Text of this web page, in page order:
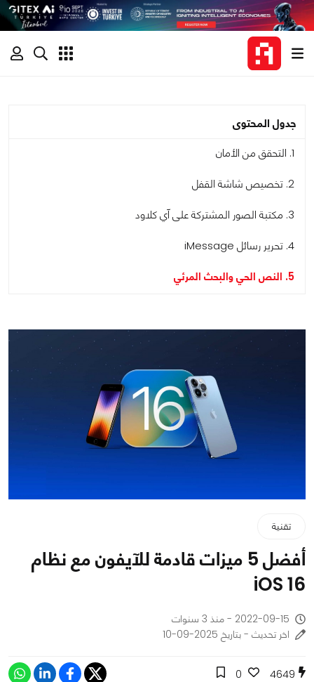
جدول المحتوى
1. التحقق من الأمان
2. تخصيص شاشة القفل
3. مكتبة الصور المشتركة على آي كلاود
4. تحرير رسائل iMessage
5. النص الحي والبحث المرئي
تقنية
أفضل 5 ميزات قادمة للآيفون مع نظام
iOS 16
2022-09-15 - منذ 3 سنوات
اخر تحديث - بتاريخ 2025-09-10
4649
0